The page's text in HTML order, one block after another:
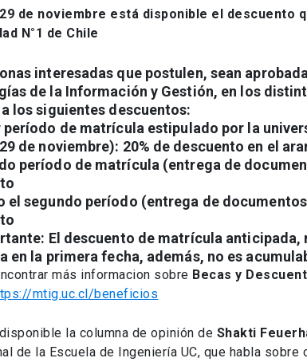
de noviembre está disponible el descuento
N°1 de Chile
interesadas que postulen, sean
de la Información y Gestión, en los
los siguientes descuentos:
período de matrícula estipulado por la
de noviembre): 20% de descuento en el
período de matrícula (entrega de
el segundo período (entrega de
El descuento de matrícula anticipada,
en la primera fecha, además, no es
más informacion sobre Becas y
mtig.uc.cl/beneficios
la columna de opinión de Shakti
de la Escuela de Ingeniería UC, que habla